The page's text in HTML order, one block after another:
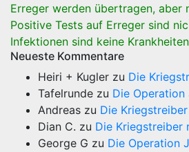
Erreger werden übertragen, aber
Positive Tests auf Erreger sind
Infektionen sind keine
Neueste Kommentare
Heiri + Kugler zu Die
Tafelrunde zu Die Operation
Andreas zu Die
Dian C. zu Die Kriegstreiber
George G zu Die Operation